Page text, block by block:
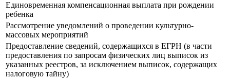
Единовременная компенсационная выплата при рождении
ребенка
Рассмотрение уведомлений о проведении культурно-
массовых мероприятий
Предоставление сведений, содержащихся в ЕГРН (в части
предоставления по запросам физических лиц выписок из
указанных реестров, за исключением выписок, содержащих
налоговую тайну)